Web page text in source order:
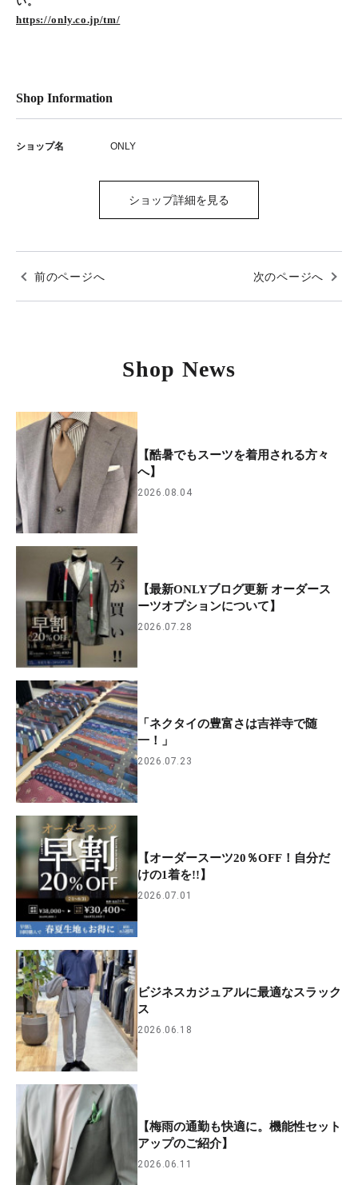
https://only.co.jp/tm/
Shop Information
ショップ名 ONLY
ショップ詳細を見る
前のページへ 次のページへ
Shop News
【酷暑でもスーツを着用される方々
へ】
2026.08.04
【最新ONLYブログ更新 オーダース
ーツオプションについて】
2026.07.28
「ネクタイの豊富さは吉祥寺で随
一！」
2026.07.23
【オーダースーツ20％OFF！自分だ
けの1着を!!】
2026.07.01
ビジネスカジュアルに最適なスラック
ス
2026.06.18
【梅雨の通勤も快適に。機能性セット
アップのご紹介】
2026.06.11